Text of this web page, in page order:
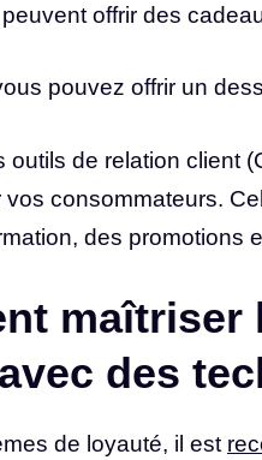
offrir des
pouvez offrir un
outils de relation client
consommateurs.
des promotions
maîtriser
des
de loyauté, il est